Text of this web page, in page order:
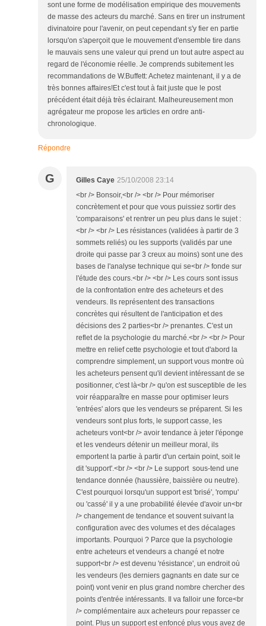
sont une forme de modélisation empirique des mouvements
de masse des acteurs du marché. Sans en tirer un instrument
divinatoire pour l'avenir, on peut cependant s'y fier en partie
lorsqu'on s'aperçoit que le mouvement d'ensemble tire dans
le mauvais sens une valeur qui prend un tout autre aspect au
regard de l'économie réelle. Je comprends subitement les
recommandations de W.Buffett: Achetez maintenant, il y a de
très bonnes affaires!Et c'est tout à fait juste que le post
précédent était déjà très éclairant. Malheureusement mon
agrégateur me propose les articles en ordre anti-
chronologique.
Répondre
G Gilles Caye 25/10/2008 23:14
<br /> Bonsoir,<br /> <br /> Pour mémoriser
concrètement et pour que vous puissiez sortir des
'comparaisons' et rentrer un peu plus dans le sujet :
<br /> <br /> Les résistances (validées à partir de 3
sommets reliés) ou les supports (validés par une
droite qui passe par 3 creux au moins) sont une des
bases de l'analyse technique qui se<br /> fonde sur
l'étude des cours.<br /> <br /> Les cours sont issus
de la confrontation entre des acheteurs et des
vendeurs. Ils représentent des transactions
concrètes qui résultent de l'anticipation et des
décisions des 2 parties<br /> prenantes. C'est un
reflet de la psychologie du marché.<br /> <br /> Pour
mettre en relief cette psychologie et tout d'abord la
comprendre simplement, un support vous montre où
les acheteurs pensent qu'il devient intéressant de se
positionner, c'est là<br /> qu'on est susceptible de les
voir réapparaître en masse pour optimiser leurs
'entrées' alors que les vendeurs se préparent. Si les
vendeurs sont plus forts, le support casse, les
acheteurs vont<br /> avoir tendance à jeter l'éponge
et les vendeurs détenir un meilleur moral, ils
emportent la partie à partir d'un certain point, soit le
dit 'support'.<br /> <br /> Le support sous-tend une
tendance donnée (haussière, baissière ou neutre).
C'est pourquoi lorsqu'un support est 'brisé', 'rompu'
ou 'cassé' il y a une probabilité élevée d'avoir un<br
/> changement de tendance et souvent suivant la
configuration avec des volumes et des décalages
importants. Pourquoi ? Parce que la psychologie
entre acheteurs et vendeurs a changé et notre
support<br /> est devenu 'résistance', un endroit où
les vendeurs (les derniers gagnants en date sur ce
point) vont venir en plus grand nombre chercher des
points d'entrée intéressants. Il va falloir une force<br
/> complémentaire aux acheteurs pour repasser ce
point. Plus un support est enfoncé plus vous avez de